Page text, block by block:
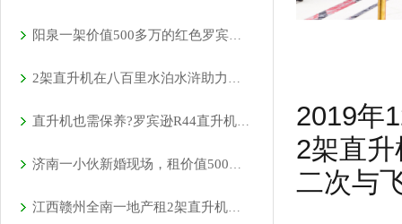
阳泉一架价值500多万的红色罗宾逊直升机开展静展活动
2架直升机在八百里水泊水浒助力旅游会议召开
直升机也需保养?罗宾逊R44直升机300小时的定检
济南一小伙新婚现场，租价值500多万的直升机助阵
江西赣州全南一地产租2架直升机空中看房
2019年
2架直
二次与